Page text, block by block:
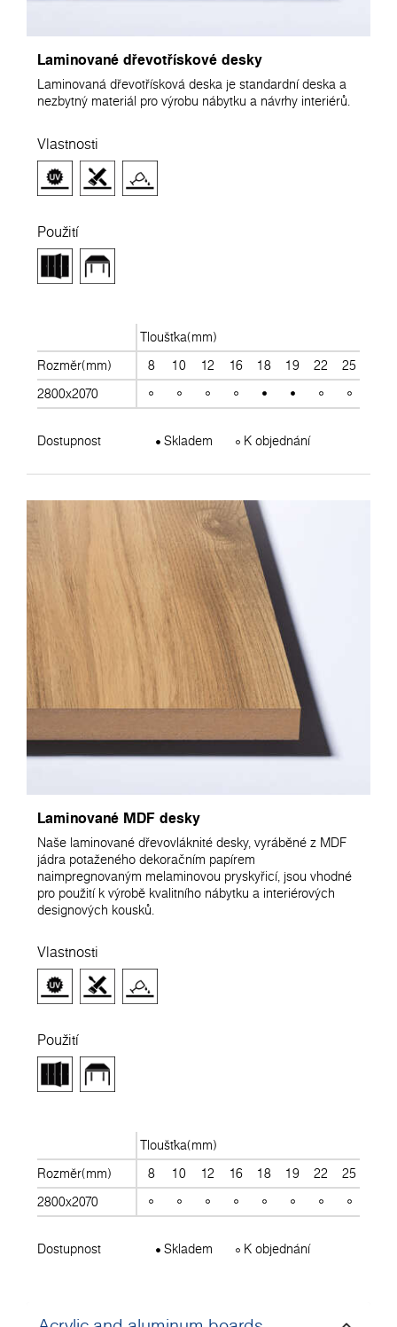
Laminované dřevotřískové desky
Laminovaná dřevotřísková deska je standardní deska a
nezbytný materiál pro výrobu nábytku a návrhy interiérů.
Vlastnosti
Použití
Tloušťka(mm)
Rozměr(mm)
8 10 12 16 18 19 22 25
2800x2070
Dostupnost Skladem K objednání
Laminované MDF desky
Naše laminované dřevovláknité desky, vyráběné z MDF
jádra potaženého dekoračním papírem
naimpregnovaným melaminovou pryskyřicí, jsou vhodné
pro použití k výrobě kvalitního nábytku a interiérových
designových kousků.
Vlastnosti
Použití
Tloušťka(mm)
Rozměr(mm)
8 10 12 16 18 19 22 25
2800x2070
Dostupnost Skladem K objednání